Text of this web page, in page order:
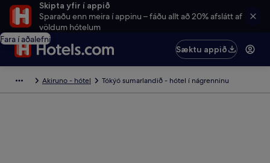
Skipta yfir í appið
Sparaðu enn meira í appinu – fáðu allt að 20% afslátt af
völdum hótelum
Fara í aðalefni
Sæktu appið
Akiruno - hótel Tókýó sumarlandið - hótel í nágrenninu